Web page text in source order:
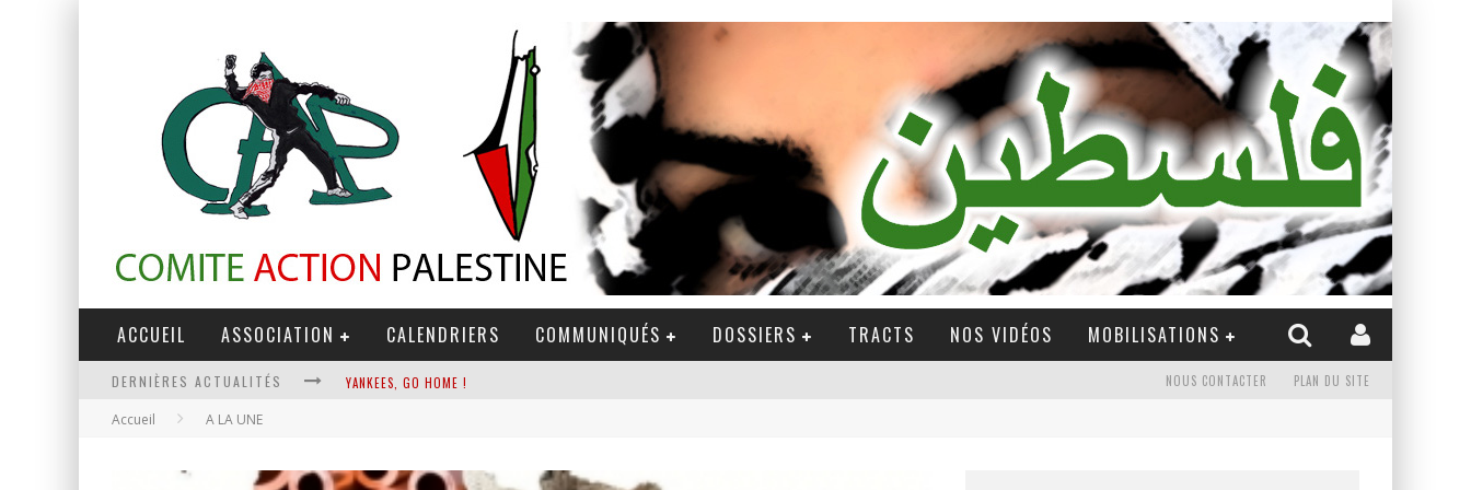
ACCUEIL ASSOCIATION CALENDRIERS COMMUNIQUÉS DOSSIERS TRACTS NOS VIDÉOS MOBILISATIONS
DERNIÈRES ACTUALITÉS YANKEES, GO HOME !
LA RÉVOLUTION OU RIEN
NOUS CONTACTER PLAN DU SITE
Accueil A LA UNE